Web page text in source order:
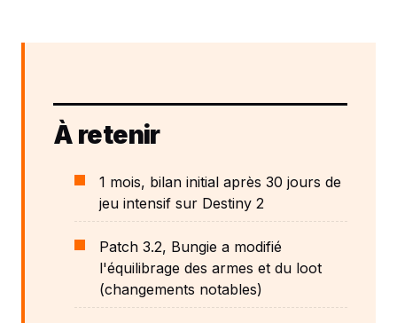
À retenir
1 mois, bilan initial après 30 jours de
jeu intensif sur Destiny 2
Patch 3.2, Bungie a modifié
l'équilibrage des armes et du loot
(changements notables)